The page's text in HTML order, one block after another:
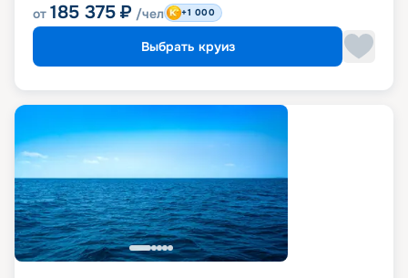
от 185 375 ₽ /чел +1 000
Выбрать круиз